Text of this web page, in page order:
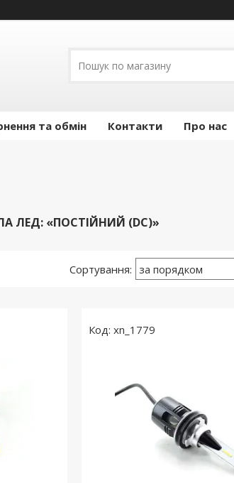
та обмін Контакти Про нас
ЛЕД: «ПОСТІЙНИЙ (DC)»
xn_1779